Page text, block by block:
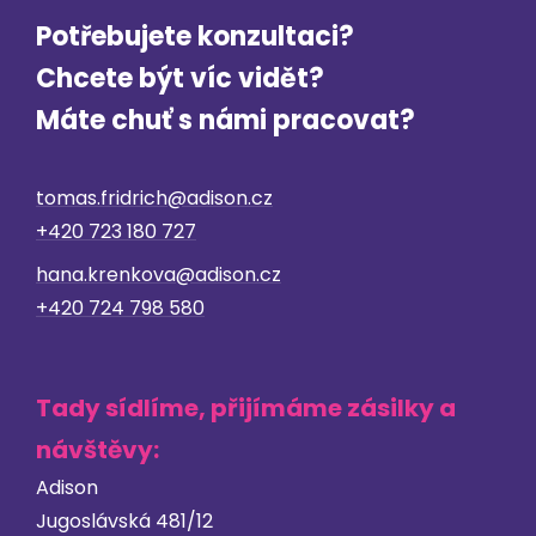
Potřebujete konzultaci?
Chcete být víc vidět?
Máte chuť s námi pracovat?
tomas.fridrich@adison.cz
+420 723 180 727
hana.krenkova@adison.cz
+420 ‭724 798 580
Tady sídlíme, přijímáme zásilky a
návštěvy:
Adison
Jugoslávská 481/12